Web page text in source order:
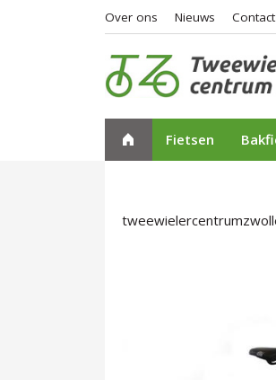
Over ons Nieuws Contact
Fietsen